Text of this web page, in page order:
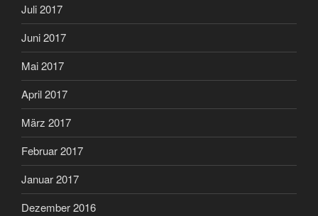
Juli 2017
Juni 2017
Mai 2017
April 2017
März 2017
Februar 2017
Januar 2017
Dezember 2016